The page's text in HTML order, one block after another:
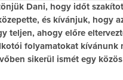
Dani, hogy időt
és kívánjuk, hogy
teljen, ahogy előre
folyamatokat kívánunk
sikerül ismét egy